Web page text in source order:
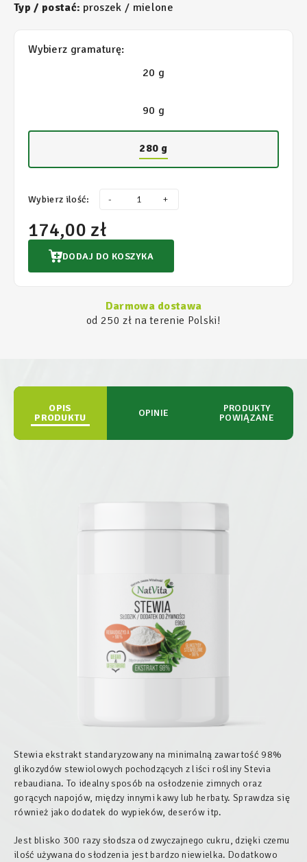
Typ / postać: proszek / mielone
Wybierz gramaturę:
20 g
90 g
280 g
Wybierz ilość: - +
174,00 zł
DODAJ DO KOSZYKA
Darmowa dostawa
od 250 zł na terenie Polski!
OPIS
PRODUKTU
OPINIE
PRODUKTY
POWIĄZANE
Stewia ekstrakt standaryzowany na minimalną zawartość 98%
glikozydów stewiolowych pochodzących z liści rośliny Stevia
rebaudiana. To idealny sposób na osłodzenie zimnych oraz
gorących napojów, między innymi kawy lub herbaty. Sprawdza się
również jako dodatek do wypieków, deserów itp.
Jest blisko 300 razy słodsza od zwyczajnego cukru, dzięki czemu
ilość używana do słodzenia jest bardzo niewielka. Dodatkowo